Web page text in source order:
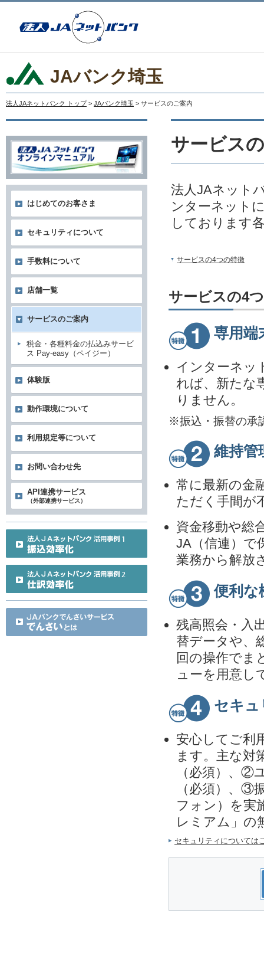
JAバンク埼玉
法人JAネットバンク トップ > JAバンク埼玉 > サービスのご案内
サービス
法人JAネット
ンターネット
しております
サービスの4つの特徴
サービスの4
専用端
インターネッ
れば、新たな
りません。
※振込・振替の承
維持管
常に最新の金
ただく手間が
資金移動や総
JA（信連）で
業務から解放
便利な
残高照会・入
替データや、
回の操作でま
ューを用意し
セキュ
安心してご利
ます。主な対
（必須）、②
（必須）、③
フォン）を実
レミアム」の
セキュリティについては
はじめてのお客さま
セキュリティについて
手数料について
店舗一覧
サービスのご案内
税金・各種料金の払込みサービ
ス Pay-easy（ペイジー）
体験版
動作環境について
利用規定等について
お問い合わせ先
API連携サービス
（外部連携サービス）